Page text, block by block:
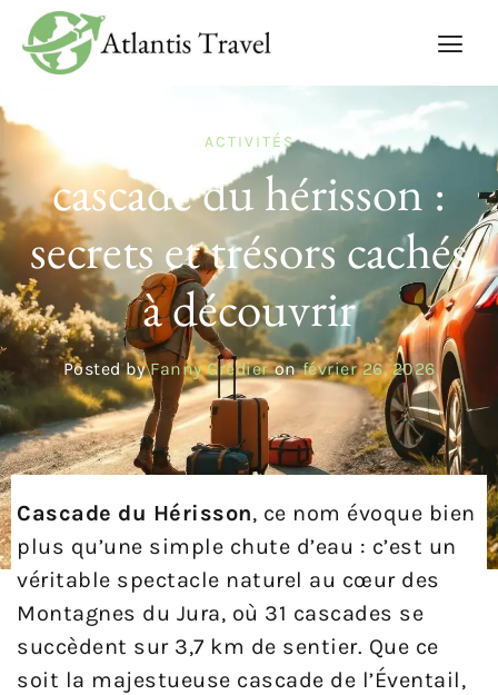
ACTIVITÉS
cascade du hérisson :
secrets et trésors cachés
à découvrir
Posted by Fanny Gredier on février 26, 2026
Cascade du Hérisson, ce nom évoque bien
plus qu’une simple chute d’eau : c’est un
véritable spectacle naturel au cœur des
Montagnes du Jura, où 31 cascades se
succèdent sur 3,7 km de sentier. Que ce
soit la majestueuse cascade de l’Éventail,